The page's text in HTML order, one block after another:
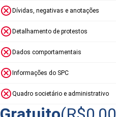
Dívidas, negativas e anotações
Detalhamento de protestos
Dados comportamentais
Informações do SPC
Quadro societário e administrativo